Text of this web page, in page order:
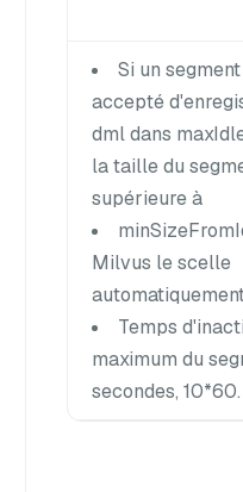
Si un
accepté
dml dans
la taille du
supérieure à
Milvus le scelle
Temps
maximum du
secondes, 10*60.